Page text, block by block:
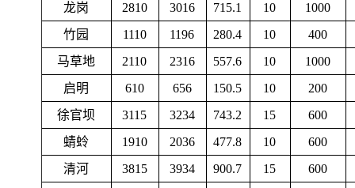
龙岗
2810 3016 715.1 10
1000
竹园
1110 1196 280.4 10
400
马草地
2110 2316 557.6 10
1000
启明
610 656 150.5 10
200
徐官坝
3115 3234 743.2 15
600
蜻蛉
1910 2036 477.8 10
600
清河
3815 3934 900.7 15
600